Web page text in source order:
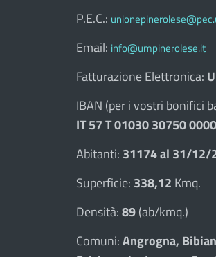
P.E.C.:
Email: info@umpinerolese.it
Fatturazione Elettronica:
IBAN (per i vostri bonifici
IT 57 T 01030 30750
Abitanti: 31174 al 31/12/
Superficie: 338,12 Kmq.
Densità:89(ab/kmq.)
Comuni:Angrogna,